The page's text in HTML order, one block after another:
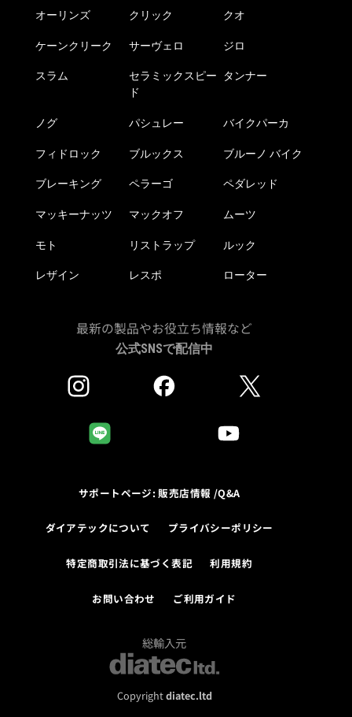
オーリンズ クリック クオ
ケーンクリーク サーヴェロ ジロ
スラム
セラミックスピー
ド
タンナー
ノグ パシュレー バイクパーカ
フィドロック ブルックス ブルーノ バイク
ブレーキング ペラーゴ ペダレッド
マッキーナッツ マックオフ ムーツ
モト リストラップ ルック
レザイン レスポ ローター
最新の製品やお役立ち情報など
公式SNSで配信中
サポートページ: 販売店情報 /Q&A
ダイアテックについて プライバシーポリシー
特定商取引法に基づく表記 利用規約
お問い合わせ ご利用ガイド
総輸入元
Copyrightdiatec.ltd